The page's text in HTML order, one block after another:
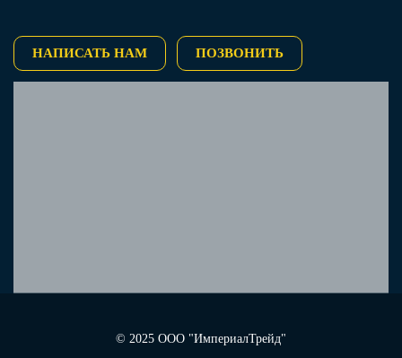
НАПИСАТЬ НАМ ПОЗВОНИТЬ
© 2025 ООО "ИмпериалТрейд"